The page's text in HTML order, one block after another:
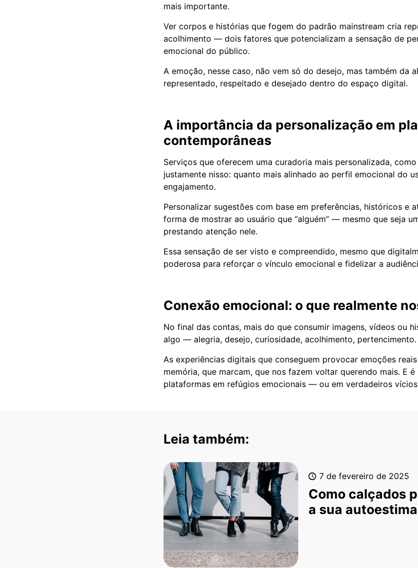
mais importante.
Ver corpos e histórias que fogem do padrão mainstream cria
acolhimento — dois fatores que potencializam a sensação de
emocional do público.
A emoção, nesse caso, não vem só do desejo, mas também da
representado, respeitado e desejado dentro do espaço digital.
A importância da personalização em
contemporâneas
Serviços que oferecem uma curadoria mais personalizada,
justamente nisso: quanto mais alinhado ao perfil emocional do
engajamento.
Personalizar sugestões com base em preferências, históricos e
forma de mostrar ao usuário que “alguém” — mesmo que seja
prestando atenção nele.
Essa sensação de ser visto e compreendido, mesmo que
poderosa para reforçar o vínculo emocional e fidelizar a
Conexão emocional: o que realmente
No final das contas, mais do que consumir imagens, vídeos ou
algo — alegria, desejo, curiosidade, acolhimento, pertencimento.
As experiências digitais que conseguem provocar emoções
memória, que marcam, que nos fazem voltar querendo mais. E
plataformas em refúgios emocionais — ou em verdadeiros
Leia também:
7 de fevereiro de 2025
Como calçados
a sua